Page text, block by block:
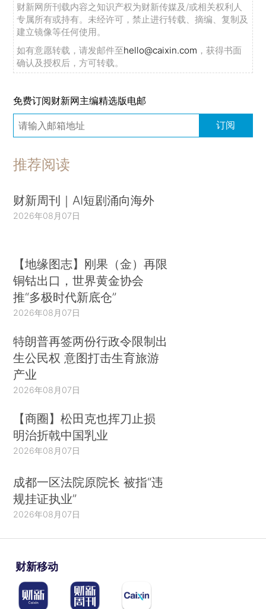
财新网所刊载内容之知识产权为财新传媒及/或相关权利人
专属所有或持有。未经许可，禁止进行转载、摘编、复制及
建立镜像等任何使用。
如有意愿转载，请发邮件至hello@caixin.com ，获得书面
确认及授权后，方可转载。
免费订阅财新网主编精选版电邮
订阅
推荐阅读
财新周刊｜AI短剧涌向海外
2026年08月07日
【地缘图志】刚果（金）再限
铜钴出口，世界黄金协会
推“多极时代新底仓”
2026年08月07日
特朗普再签两份行政令限制出
生公民权 意图打击生育旅游
产业
2026年08月07日
【商圈】松田克也挥刀止损
明治折戟中国乳业
2026年08月07日
成都一区法院原院长 被指“违
规挂证执业”
2026年08月07日
财新移动